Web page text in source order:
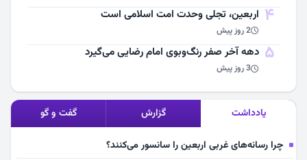
4 اربعین، تجلی وحدت امت اسلامی است
2 روز پیش
5 دهه آخر صفر رنگ‌وبوی امام رضایی می‌گیرد
3 روز پیش
یادداشت گزارش گفت و گو
چرا رسانه‌های غربی اربعین را سانسور می‌کنند؟